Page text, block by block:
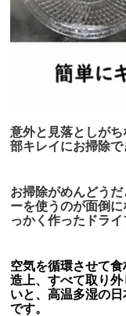
意外と見落としが
部キレイにお掃除で
お掃除がめんどうだ
ーを使うのが面倒
っかく作ったドラ
空気を循環させて
造上、すべて取り
いと、高温多湿の
です。